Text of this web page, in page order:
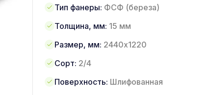
Тип фанеры: ФСФ (береза)
Толщина, мм: 15 мм
Размер, мм: 2440х1220
Сорт: 2/4
Поверхность: Шлифованная